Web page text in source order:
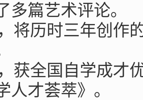
多篇艺术评论。
将历时三年创作
获全国自学成才
人才荟萃》。